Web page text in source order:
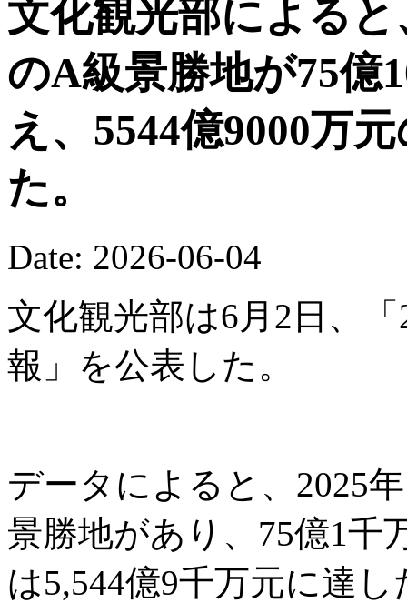
文化観光部によると
のA級景勝地が75億
え、5544億9000万
た。
Date: 2026-06-04
文化観光部は6月2日、
報」を公表した。
データによると、2025
景勝地があり、75億1千
は5,544億9千万元に達